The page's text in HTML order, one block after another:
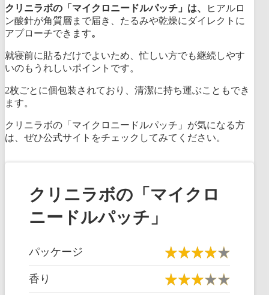
クリニラボの「マイクロニードルパッチ」は、
ヒアルロ
ン酸針が角質層まで届き、たるみや乾燥にダイレクトに
アプローチできます。
就寝前に貼るだけでよいため、忙しい方でも継続しやす
いのもうれしいポイントです。
2枚ごとに個包装されており、清潔に持ち運ぶこともでき
ます。
クリニラボの「マイクロニードルパッチ」が気になる方
は、ぜひ公式サイトをチェックしてみてください。
クリニラボの「マイクロ
ニードルパッチ」
パッケージ
香り